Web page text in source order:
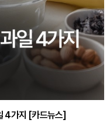
4가지 [카드뉴스]